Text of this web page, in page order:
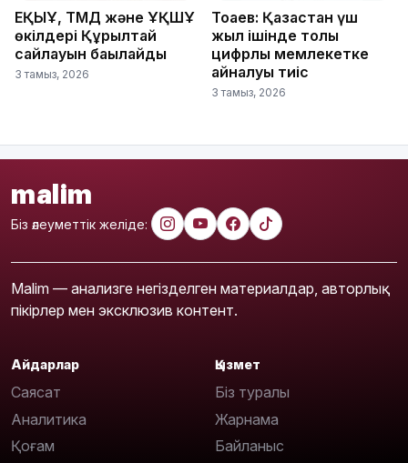
ЕҚЫҰ, ТМД және ҰҚШҰ
өкілдері Құрылтай
сайлауын бақылайды
3 тамыз, 2026
Тоқаев: Қазақстан үш
жыл ішінде толық
цифрлық мемлекетке
айналуы тиіс
3 тамыз, 2026
malim
Біз әлеуметтік желіде:
Malim — анализге негізделген материалдар, авторлық
пікірлер мен эксклюзив контент.
Айдарлар
Саясат
Аналитика
Қоғам
Қызмет
Біз туралы
Жарнама
Байланыс